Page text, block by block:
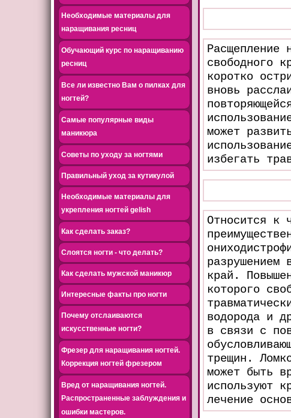
Необходимые материалы для
наращивания ресниц
Обучающий курс по наращиванию
ресниц
Все ли известно Вам о пилках для
ногтей?
Самые популярные виды
маникюра
Советы по уходу за ногтями
Правильный уход за кутикулой
Необходимые материалы для
укрепления ногтей gelish
Как сделать заказ?
Слоятся ногти - что делать?
Как сделать мужской маникюр
Интересные факты про ногти
Почему отслаиваются
искусственные ногти?
Фрезер для наращивания ногтей.
Коррекция ногтей фрезером
Вред от наращивания ногтей.
Распространенные заблуждения и
ошибки мастеров.
Расщепление
свободного
коротко
вновь
может
избегать
Относится к
разрушением
край.
которого
водорода и
в связи с
трещин.
может быть
используют
лечение